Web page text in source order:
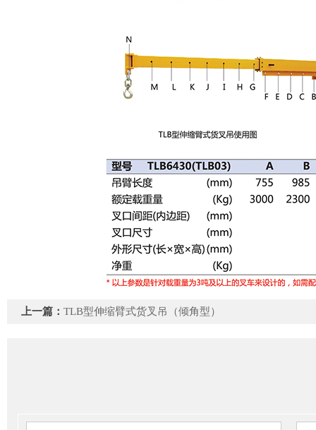
上一篇： TLB型伸缩臂式货叉吊（倾角型）